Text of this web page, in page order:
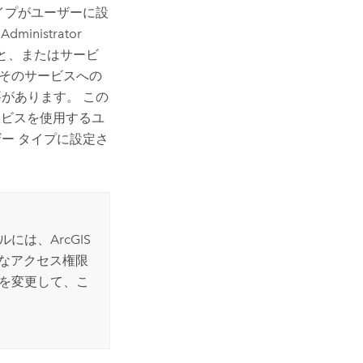
がユーザーに設
、またはサービ
のサービスへの
あります。 この
スを使用するユ
タイプに設定さ
には、ArcGIS
アクセス権限
変更して、こ